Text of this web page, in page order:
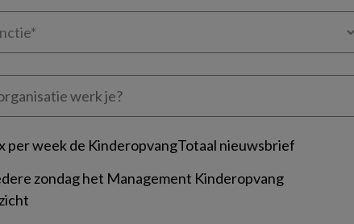
per week de KinderopvangTotaal nieuwsbrief
zondag het Management Kinderopvang